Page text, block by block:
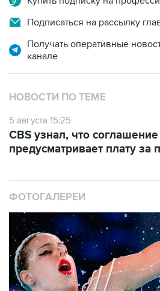
Подписаться на рассылку
Получать оперативные
канале
НОВОСТИ ПО ТЕМЕ
5 августа 15:25
CBS узнал, что
предусматривает плату за
ФОТОГАЛЕРЕИ